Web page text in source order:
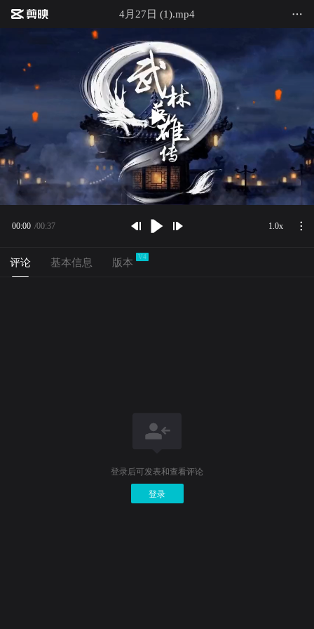
4月27日 (1).mp4
00:00 00:37
00:00 /00:37 1.0x
评论 基本信息 版本 V4
下拉即可刷新
登录后可发表和查看评论
登录